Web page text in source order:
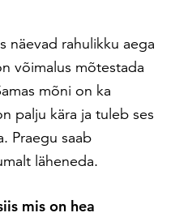
näevad rahulikku aega
võimalus mõtestada
mõni on ka
palju kära ja tuleb ses
Praegu saab
läheneda.
mis on hea